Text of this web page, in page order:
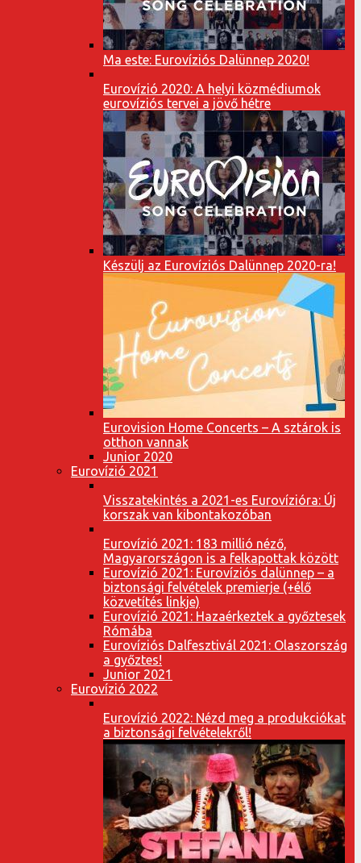
Ma este: Eurovíziós Dalünnep 2020!
Eurovízió 2020: A helyi közmédiumok
eurovíziós tervei a jövő hétre
Készülj az Eurovíziós Dalünnep 2020-ra!
Eurovision Home Concerts – A sztárok is
otthon vannak
Junior 2020
Eurovízió 2021
Visszatekintés a 2021-es Eurovízióra: Új
korszak van kibontakozóban
Eurovízió 2021: 183 millió néző,
Magyarországon is a felkapottak között
Eurovízió 2021: Eurovíziós dalünnep – a
biztonsági felvételek premierje (+élő
közvetítés linkje)
Eurovízió 2021: Hazaérkeztek a győztesek
Rómába
Eurovíziós Dalfesztivál 2021: Olaszország
a győztes!
Junior 2021
Eurovízió 2022
Eurovízió 2022: Nézd meg a produkciókat
a biztonsági felvételekről!